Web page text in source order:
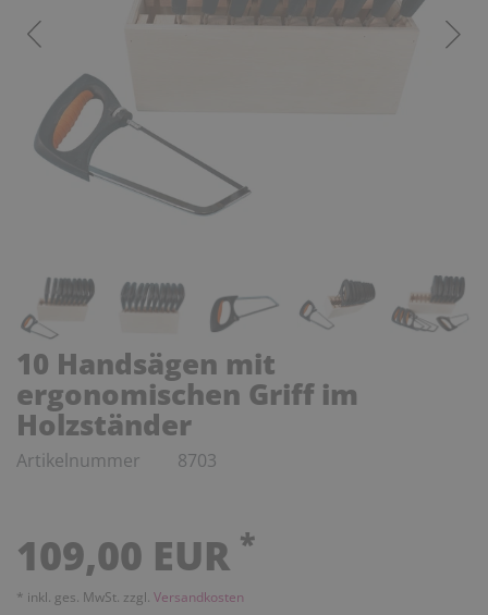
10 Handsägen mit
ergonomischen Griff im
Holzständer
Artikelnummer 8703
109,00 EUR *
* inkl. ges. MwSt. zzgl. Versandkosten